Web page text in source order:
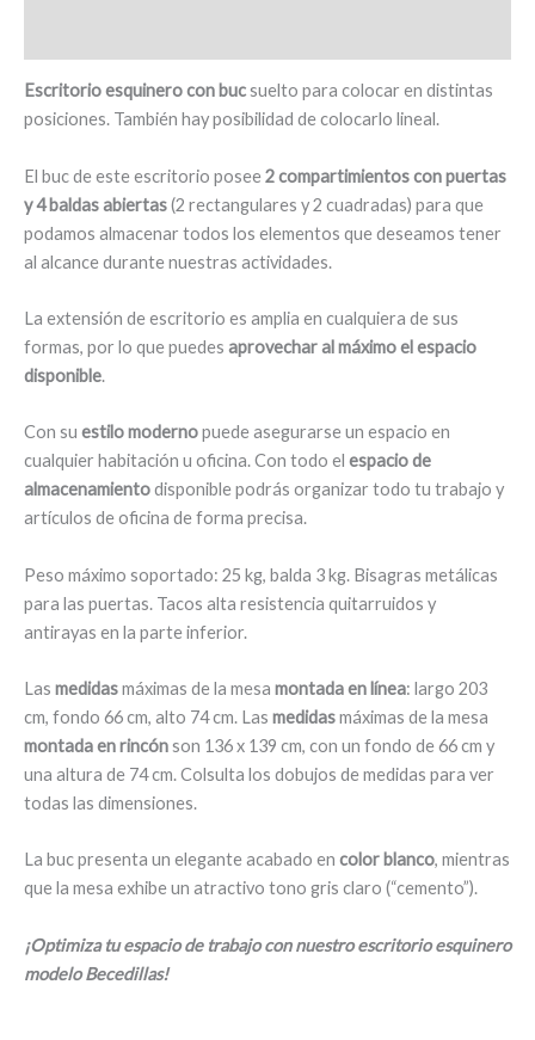
cantidad
Escritorio esquinero con bucsuelto para colocar en distintas
posiciones. También hay posibilidad de colocarlo lineal.
El buc de este escritorio posee2 compartimientos con puertas
y 4 baldas abiertas(2 rectangulares y 2 cuadradas) para que
podamos almacenar todos los elementos que deseamos tener
al alcance durante nuestras actividades.
La extensión de escritorio es amplia en cualquiera de sus
formas, por lo que puedes aprovechar al máximo el espacio
disponible.
Con su estilo modernopuede asegurarse un espacio en
cualquier habitación u oficina. Con todo el espacio de
almacenamientodisponible podrás organizar todo tu trabajo y
artículos de oficina de forma precisa.
Peso máximo soportado: 25 kg, balda 3 kg. Bisagras metálicas
para las puertas. Tacos alta resistencia quitarruidos y
antirayas en la parte inferior.
Las medidasmáximas de la mesa montada en línea: largo 203
cm, fondo 66 cm, alto 74 cm. Las medidasmáximas de la mesa
montada en rincónson 136 x 139 cm, con un fondo de 66 cm y
una altura de 74 cm. Colsulta los dobujos de medidas para ver
todas las dimensiones.
La buc presenta un elegante acabado en color blanco, mientras
que la mesa exhibe un atractivo tono gris claro (“cemento”).
¡Optimiza tu espacio de trabajo con nuestro escritorio esquinero
modelo Becedillas!